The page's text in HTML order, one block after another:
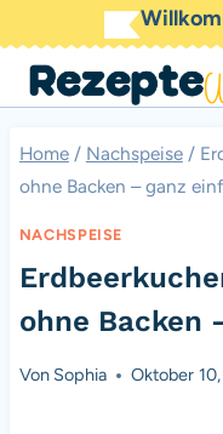
Inhalt
springen
Home / Nachspeise /
ohne Backen – ganz
NACHSPEISE
ohne Backen
Von Sophia Oktober